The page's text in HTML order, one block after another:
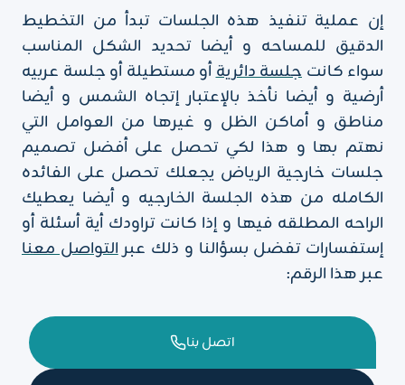
إن عملية تنفيذ هذه الجلسات تبدأ من التخطيط
الدقيق للمساحه و أيضا تحديد الشكل المناسب
سواء كانت جلسة دائريةأو مستطيلة أو جلسة عربيه
أرضية و أيضا نأخذ بالإعتبار إتجاه الشمس و أيضا
مناطق و أماكن الظل و غيرها من العوامل التي
نهتم بها و هذا لكي تحصل على أفضل تصميم
جلسات خارجية الرياض يجعلك تحصل على الفائده
الكامله من هذه الجلسة الخارجيه و أيضا يعطيك
الراحه المطلقه فيها و إذا كانت تراودك أية أسئلة أو
إستفسارات تفضل بسؤالنا و ذلك عبرالتواصل معنا
عبر هذا الرقم:
اتصل بنا